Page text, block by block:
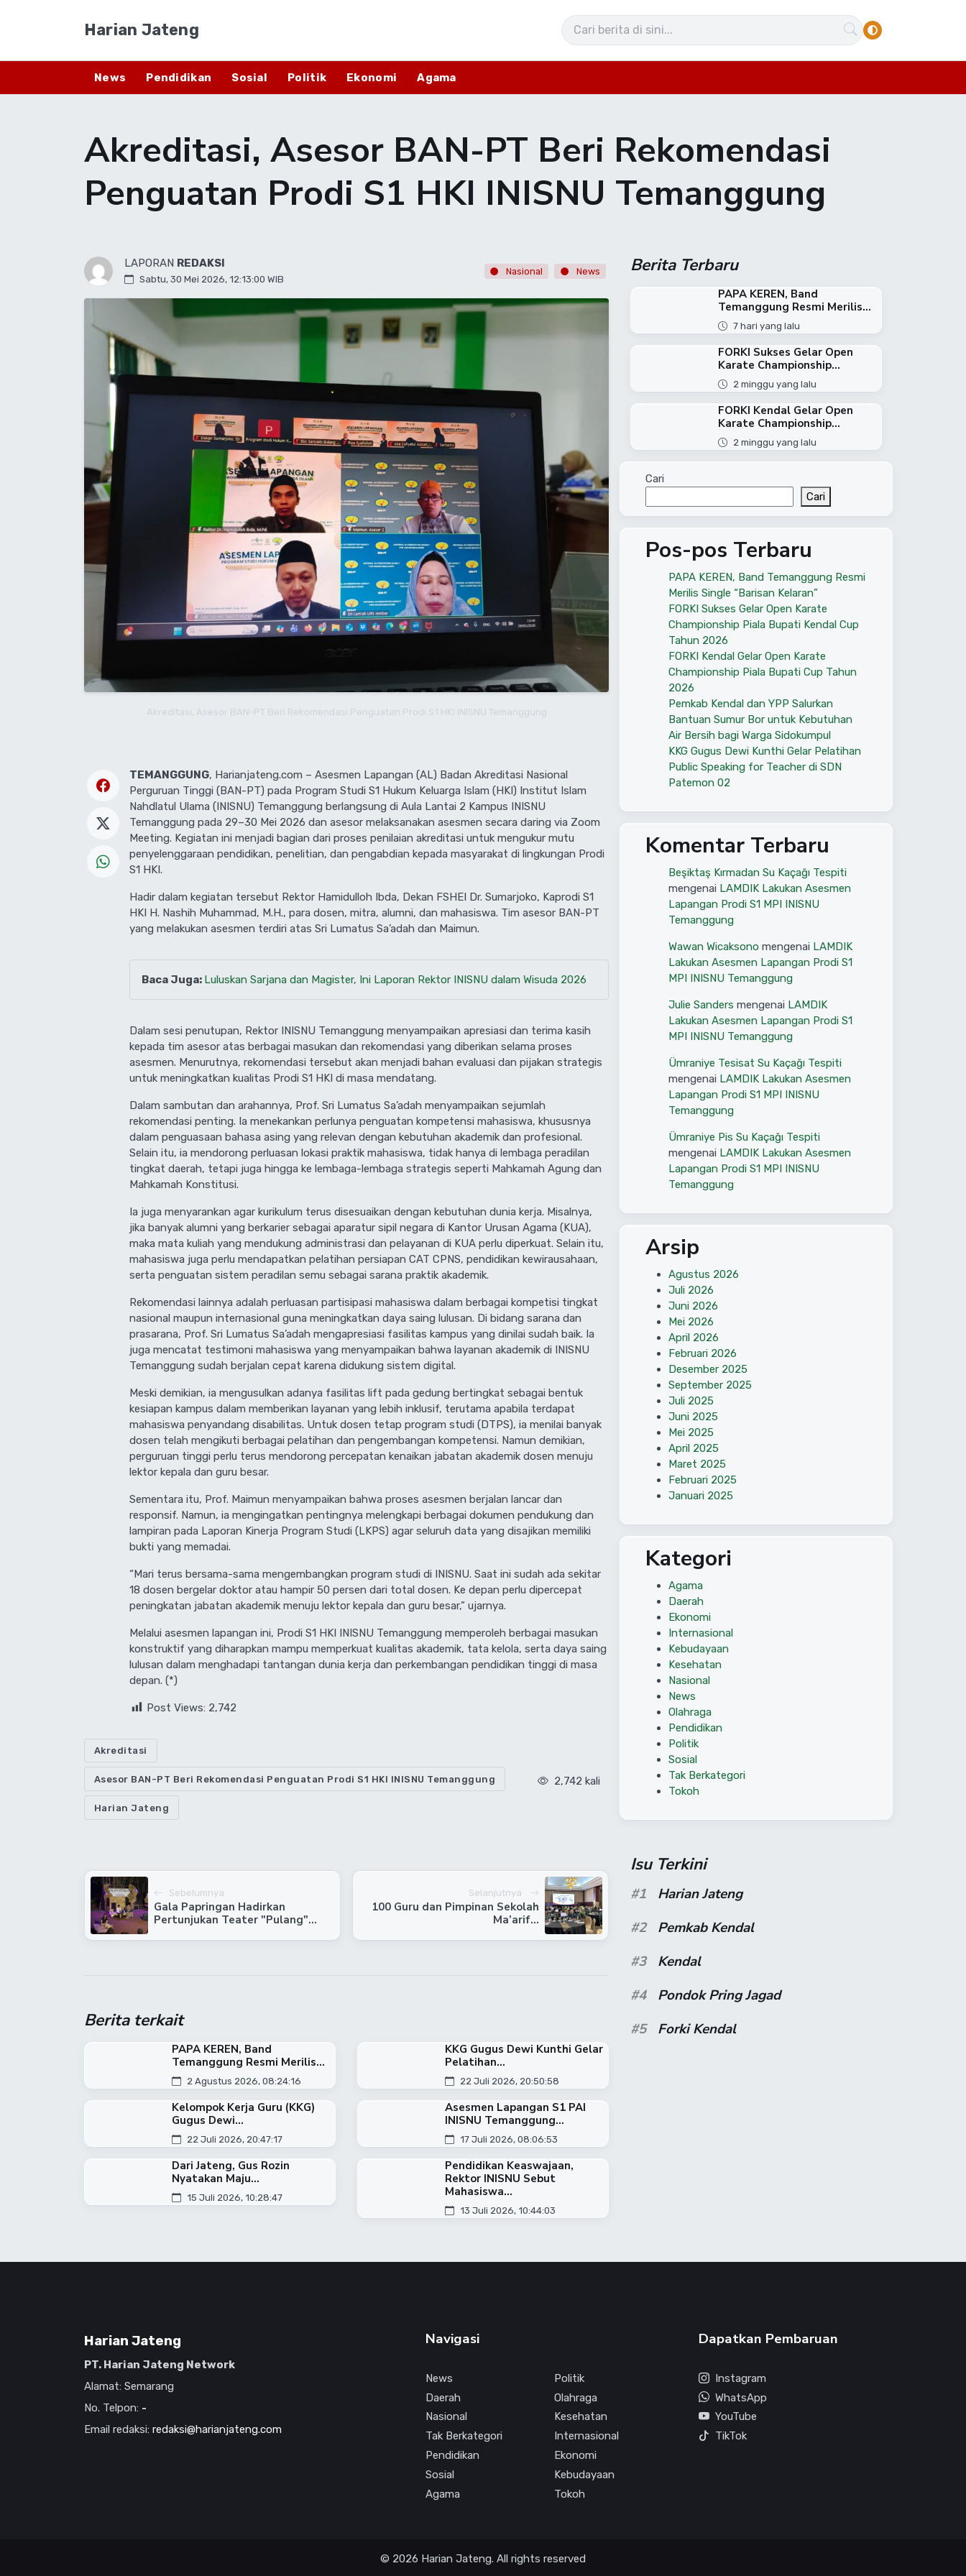
Harian Jateng
News Pendidikan Sosial Politik Ekonomi Agama
Akreditasi, Asesor BAN-PT Beri Rekomendasi
Penguatan Prodi S1 HKI INISNU Temanggung
LAPORAN REDAKSI
Sabtu, 30 Mei 2026, 12:13:00 WIB
Nasional News
Akreditasi, Asesor BAN-PT Beri Rekomendasi Penguatan Prodi S1 HKI INISNU Temanggung
TEMANGGUNG, Harianjateng.com – Asesmen Lapangan (AL) Badan Akreditasi Nasional
Perguruan Tinggi (BAN-PT) pada Program Studi S1 Hukum Keluarga Islam (HKI) Institut Islam
Nahdlatul Ulama (INISNU) Temanggung berlangsung di Aula Lantai 2 Kampus INISNU
Temanggung pada 29–30 Mei 2026 dan asesor melaksanakan asesmen secara daring via Zoom
Meeting. Kegiatan ini menjadi bagian dari proses penilaian akreditasi untuk mengukur mutu
penyelenggaraan pendidikan, penelitian, dan pengabdian kepada masyarakat di lingkungan Prodi
S1 HKI.
Hadir dalam kegiatan tersebut Rektor Hamidulloh Ibda, Dekan FSHEI Dr. Sumarjoko, Kaprodi S1
HKI H. Nashih Muhammad, M.H., para dosen, mitra, alumni, dan mahasiswa. Tim asesor BAN-PT
yang melakukan asesmen terdiri atas Sri Lumatus Sa’adah dan Maimun.
Baca Juga: Luluskan Sarjana dan Magister, Ini Laporan Rektor INISNU dalam Wisuda 2026
Dalam sesi penutupan, Rektor INISNU Temanggung menyampaikan apresiasi dan terima kasih
kepada tim asesor atas berbagai masukan dan rekomendasi yang diberikan selama proses
asesmen. Menurutnya, rekomendasi tersebut akan menjadi bahan evaluasi dan pijakan strategis
untuk meningkatkan kualitas Prodi S1 HKI di masa mendatang.
Dalam sambutan dan arahannya, Prof. Sri Lumatus Sa’adah menyampaikan sejumlah
rekomendasi penting. Ia menekankan perlunya penguatan kompetensi mahasiswa, khususnya
dalam penguasaan bahasa asing yang relevan dengan kebutuhan akademik dan profesional.
Selain itu, ia mendorong perluasan lokasi praktik mahasiswa, tidak hanya di lembaga peradilan
tingkat daerah, tetapi juga hingga ke lembaga-lembaga strategis seperti Mahkamah Agung dan
Mahkamah Konstitusi.
Ia juga menyarankan agar kurikulum terus disesuaikan dengan kebutuhan dunia kerja. Misalnya,
jika banyak alumni yang berkarier sebagai aparatur sipil negara di Kantor Urusan Agama (KUA),
maka mata kuliah yang mendukung administrasi dan pelayanan di KUA perlu diperkuat. Selain itu,
mahasiswa juga perlu mendapatkan pelatihan persiapan CAT CPNS, pendidikan kewirausahaan,
serta penguatan sistem peradilan semu sebagai sarana praktik akademik.
Rekomendasi lainnya adalah perluasan partisipasi mahasiswa dalam berbagai kompetisi tingkat
nasional maupun internasional guna meningkatkan daya saing lulusan. Di bidang sarana dan
prasarana, Prof. Sri Lumatus Sa’adah mengapresiasi fasilitas kampus yang dinilai sudah baik. Ia
juga mencatat testimoni mahasiswa yang menyampaikan bahwa layanan akademik di INISNU
Temanggung sudah berjalan cepat karena didukung sistem digital.
Meski demikian, ia mengusulkan adanya fasilitas lift pada gedung bertingkat sebagai bentuk
kesiapan kampus dalam memberikan layanan yang lebih inklusif, terutama apabila terdapat
mahasiswa penyandang disabilitas. Untuk dosen tetap program studi (DTPS), ia menilai banyak
dosen telah mengikuti berbagai pelatihan dan pengembangan kompetensi. Namun demikian,
perguruan tinggi perlu terus mendorong percepatan kenaikan jabatan akademik dosen menuju
lektor kepala dan guru besar.
Sementara itu, Prof. Maimun menyampaikan bahwa proses asesmen berjalan lancar dan
responsif. Namun, ia mengingatkan pentingnya melengkapi berbagai dokumen pendukung dan
lampiran pada Laporan Kinerja Program Studi (LKPS) agar seluruh data yang disajikan memiliki
bukti yang memadai.
“Mari terus bersama-sama mengembangkan program studi di INISNU. Saat ini sudah ada sekitar
18 dosen bergelar doktor atau hampir 50 persen dari total dosen. Ke depan perlu dipercepat
peningkatan jabatan akademik menuju lektor kepala dan guru besar,” ujarnya.
Melalui asesmen lapangan ini, Prodi S1 HKI INISNU Temanggung memperoleh berbagai masukan
konstruktif yang diharapkan mampu memperkuat kualitas akademik, tata kelola, serta daya saing
lulusan dalam menghadapi tantangan dunia kerja dan perkembangan pendidikan tinggi di masa
depan. (*)
Post Views: 2,742
Akreditasi
Asesor BAN-PT Beri Rekomendasi Penguatan Prodi S1 HKI INISNU Temanggung
Harian Jateng
2,742 kali
Sebelumnya
Gala Papringan Hadirkan
Pertunjukan Teater "Pulang"...
Selanjutnya
100 Guru dan Pimpinan Sekolah
Ma’arif...
Berita terkait
PAPA KEREN, Band
Temanggung Resmi Merilis...
2 Agustus 2026, 08:24:16
KKG Gugus Dewi Kunthi Gelar
Pelatihan...
22 Juli 2026, 20:50:58
Kelompok Kerja Guru (KKG)
Gugus Dewi...
22 Juli 2026, 20:47:17
Asesmen Lapangan S1 PAI
INISNU Temanggung...
17 Juli 2026, 08:06:53
Dari Jateng, Gus Rozin
Nyatakan Maju...
15 Juli 2026, 10:28:47
Pendidikan Keaswajaan,
Rektor INISNU Sebut
Mahasiswa...
13 Juli 2026, 10:44:03
Berita Terbaru
PAPA KEREN, Band
Temanggung Resmi Merilis...
7 hari yang lalu
FORKI Sukses Gelar Open
Karate Championship...
2 minggu yang lalu
FORKI Kendal Gelar Open
Karate Championship...
2 minggu yang lalu
Cari
Cari
Pos-pos Terbaru
PAPA KEREN, Band Temanggung Resmi
Merilis Single “Barisan Kelaran”
FORKI Sukses Gelar Open Karate
Championship Piala Bupati Kendal Cup
Tahun 2026
FORKI Kendal Gelar Open Karate
Championship Piala Bupati Cup Tahun
2026
Pemkab Kendal dan YPP Salurkan
Bantuan Sumur Bor untuk Kebutuhan
Air Bersih bagi Warga Sidokumpul
KKG Gugus Dewi Kunthi Gelar Pelatihan
Public Speaking for Teacher di SDN
Patemon 02
Komentar Terbaru
Beşiktaş Kırmadan Su Kaçağı Tespiti
mengenai LAMDIK Lakukan Asesmen
Lapangan Prodi S1 MPI INISNU
Temanggung
Wawan Wicaksono mengenai LAMDIK
Lakukan Asesmen Lapangan Prodi S1
MPI INISNU Temanggung
Julie Sanders mengenai LAMDIK
Lakukan Asesmen Lapangan Prodi S1
MPI INISNU Temanggung
Ümraniye Tesisat Su Kaçağı Tespiti
mengenai LAMDIK Lakukan Asesmen
Lapangan Prodi S1 MPI INISNU
Temanggung
Ümraniye Pis Su Kaçağı Tespiti
mengenai LAMDIK Lakukan Asesmen
Lapangan Prodi S1 MPI INISNU
Temanggung
Arsip
Agustus 2026
Juli 2026
Juni 2026
Mei 2026
April 2026
Februari 2026
Desember 2025
September 2025
Juli 2025
Juni 2025
Mei 2025
April 2025
Maret 2025
Februari 2025
Januari 2025
Kategori
Agama
Daerah
Ekonomi
Internasional
Kebudayaan
Kesehatan
Nasional
News
Olahraga
Pendidikan
Politik
Sosial
Tak Berkategori
Tokoh
Isu Terkini
#1
Harian Jateng
#2
Pemkab Kendal
#3
Kendal
#4
Pondok Pring Jagad
#5
Forki Kendal
Harian Jateng
PT. Harian Jateng Network
Alamat: Semarang
No. Telpon: -
Email redaksi: redaksi@harianjateng.com
Navigasi
News
Daerah
Nasional
Tak Berkategori
Pendidikan
Sosial
Agama
Politik
Olahraga
Kesehatan
Internasional
Ekonomi
Kebudayaan
Tokoh
Dapatkan Pembaruan
Instagram
WhatsApp
YouTube
TikTok
© 2026 Harian Jateng. All rights reserved